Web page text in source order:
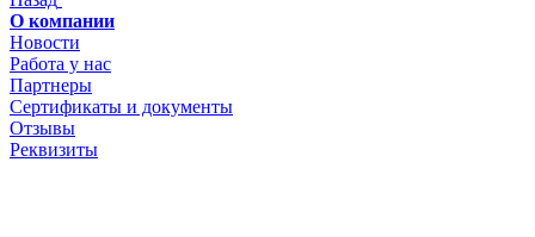
О компании
Новости
Работа у нас
Партнеры
Сертификаты и документы
Отзывы
Реквизиты